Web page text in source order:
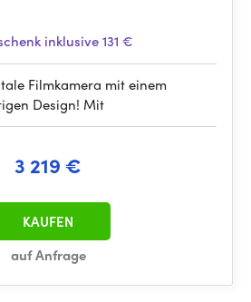
inklusive 131 €
Filmkamera mit einem
Design! Mit
3 219 €
auf Anfrage
KAUFEN